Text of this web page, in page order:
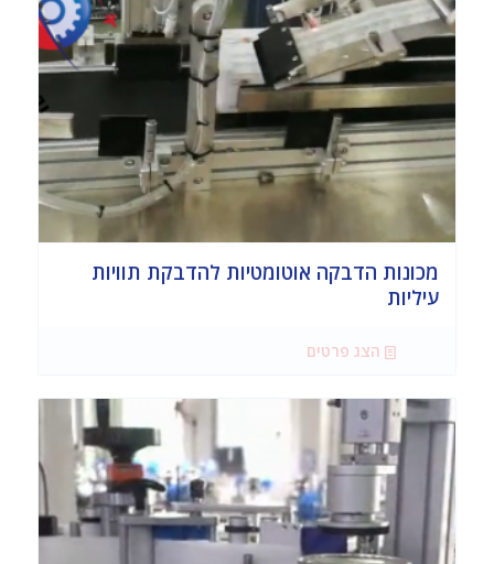
מכונות הדבקה אוטומטיות להדבקת תוויות
עיליות
הצג פרטים